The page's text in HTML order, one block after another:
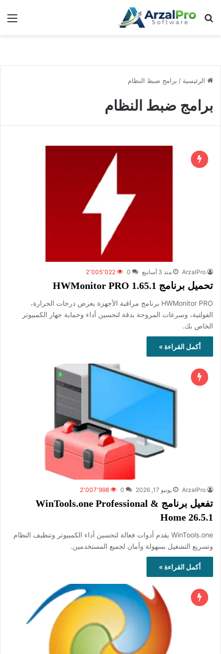
بحث عن
الرئيسية / برامج ضبط النظام
برامج ضبط النظام
ArzalPro منذ 3 أسابيع 0 2٬005٬022
تحميل برنامج HWMonitor PRO 1.65.1
HWMonitor PRO برنامج مراقبة الأجهزة يعرض درجات الحرارة،
الفولتية، وسرعات المروحة بدقة لتحسين أداء وحماية جهاز الكمبيوتر
الخاص بك.
أكمل القراءة »
ArzalPro يونيو 17, 2026 0 2٬007٬998
تفعيل برنامج WinTools.one Professional &
Home 26.5.1
WinTools.one يقدم أدوات فعالة لتحسين أداء الكمبيوتر وتنظيف النظام
وتسريع التشغيل بسهولة وأمان لجميع المستخدمين.
أكمل القراءة »